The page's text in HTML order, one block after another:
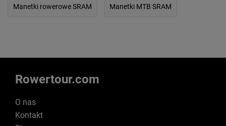
Manetki rowerowe SRAM Manetki MTB SRAM
Rowertour.com
O nas
Kontakt